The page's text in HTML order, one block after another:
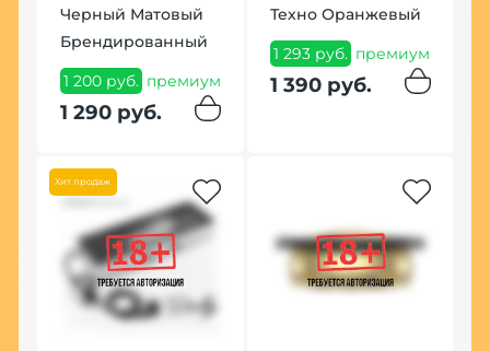
Черный Матовый
Брендированный
1 200 руб. премиум
1 290 руб.
Техно Оранжевый
1 293 руб. премиум
1 390 руб.
Хит продаж